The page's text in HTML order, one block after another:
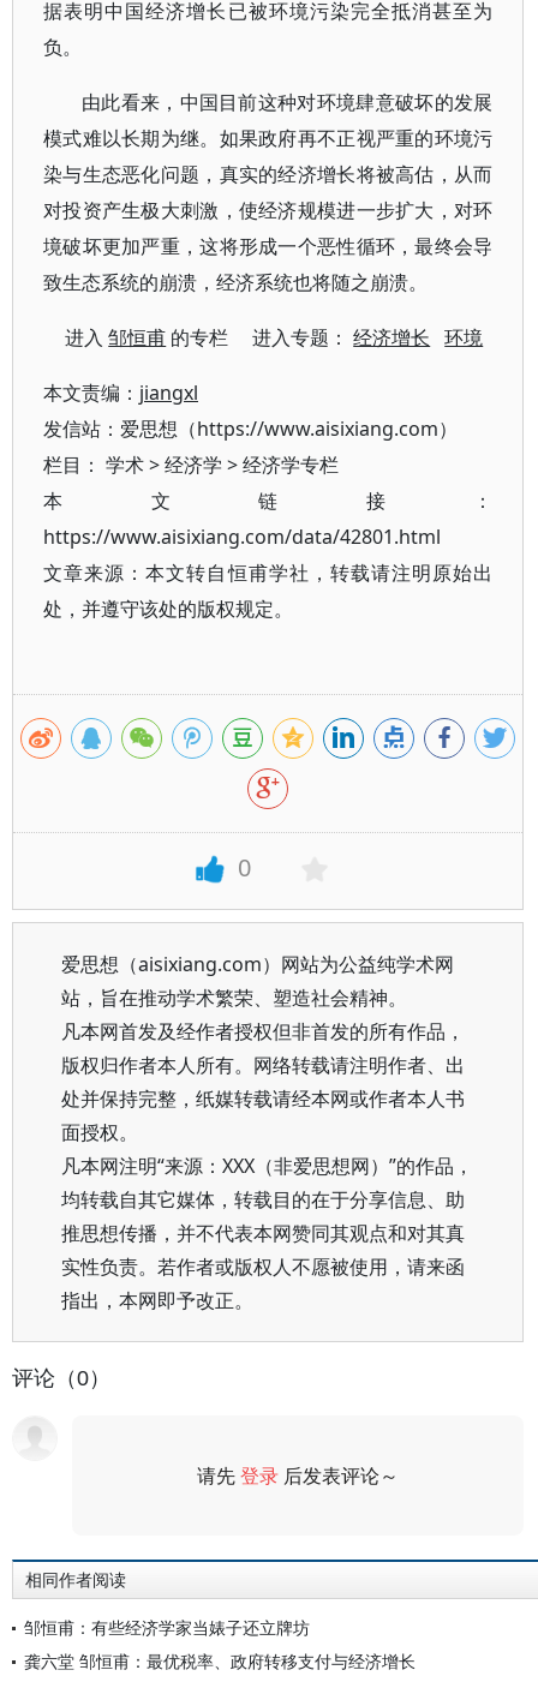
据表明中国经济增长已被环境污染完全抵消甚至为
负。
由此看来，中国目前这种对环境肆意破坏的发展
模式难以长期为继。如果政府再不正视严重的环境污
染与生态恶化问题，真实的经济增长将被高估，从而
对投资产生极大刺激，使经济规模进一步扩大，对环
境破坏更加严重，这将形成一个恶性循环，最终会导
致生态系统的崩溃，经济系统也将随之崩溃。
进入邹恒甫 的专栏 进入专题：经济增长 环境
本文责编： jiangxl
发信站：爱思想（https://www.aisixiang.com）
栏目： 学术>经济学 >经济学专栏
本文链接：
https://www.aisixiang.com/data/42801.html
文章来源：本文转自恒甫学社，转载请注明原始出
处，并遵守该处的版权规定。
0
爱思想（aisixiang.com）网站为公益纯学术网
站，旨在推动学术繁荣、塑造社会精神。
凡本网首发及经作者授权但非首发的所有作品，
版权归作者本人所有。网络转载请注明作者、出
处并保持完整，纸媒转载请经本网或作者本人书
面授权。
凡本网注明“来源：XXX（非爱思想网）”的作品，
均转载自其它媒体，转载目的在于分享信息、助
推思想传播，并不代表本网赞同其观点和对其真
实性负责。若作者或版权人不愿被使用，请来函
指出，本网即予改正。
评论（0）
请先登录 后发表评论～
相同作者阅读
邹恒甫：有些经济学家当婊子还立牌坊
龚六堂 邹恒甫：最优税率、政府转移支付与经济增长